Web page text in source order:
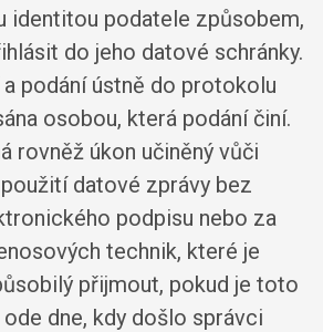
identitou podatele způsobem,
do jeho datové schránky.
podání ústně do protokolu
osobou, která podání činí.
rovněž úkon učiněný vůči
datové zprávy bez
podpisu nebo za
technik, které je
přijmout, pokud je toto
dne, kdy došlo správci